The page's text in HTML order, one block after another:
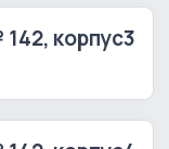
корпус3